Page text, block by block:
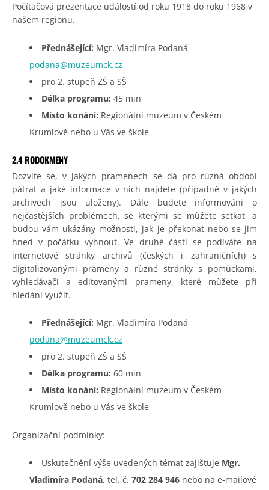
Počítačová prezentace událostí od roku 1918 do roku 1968 v
našem regionu.
Přednášející: Mgr. Vladimíra Podaná
podana@muzeumck.cz
pro 2. stupeň ZŠ a SŠ
Délka programu: 45 min
Místo konání: Regionální muzeum v Českém
Krumlově nebo u Vás ve škole
2.4 RODOKMENY
Dozvíte se, v jakých pramenech se dá pro rùzná období
pátrat a jaké informace v nich najdete (případně v jakých
archivech jsou uloženy). Dále budete informováni o
nejčastějších problémech, se kterými se mùžete setkat, a
budou vám ukázány možnosti, jak je překonat nebo se jim
hned v počátku vyhnout. Ve druhé části se podíváte na
internetové stránky archivů (českých i zahraničních) s
digitalizovanými prameny a rùzné stránky s pomùckami,
vyhledávači a editovanými prameny, které mùžete při
hledání využít.
Přednášející: Mgr. Vladimíra Podaná
podana@muzeumck.cz
pro 2. stupeň ZŠ a SŠ
Délka programu: 60 min
Místo konání: Regionální muzeum v Českém
Krumlově nebo u Vás ve škole
Organizační podmínky:
Uskutečnění výše uvedených témat zajišťuje Mgr.
Vladimíra Podaná, tel. č. 702 284 946 nebo na e-mailové